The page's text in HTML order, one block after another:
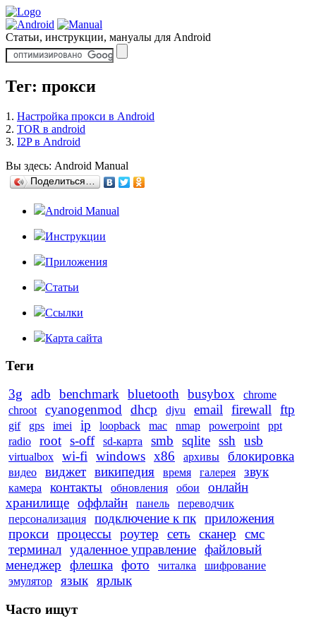
Статьи, инструкции, мануалы для Android
Тег: прокси
1. Настройка прокси в Android
2. TOR в android
3. I2P в Android
Вы здесь: Android Manual
Поделиться…
Android Manual
Инструкции
Приложения
Статьи
Ссылки
Карта сайта
Теги
3g
adb benchmark bluetooth busybox
chrome
chroot
cyanogenmod dhcp djvu email firewall ftp
gif gps imei ip loopback mac nmap powerpoint
ppt
radio
root s-off sd-карта smb sqlite ssh usb
virtualbox wi-fi windows x86 архивы блокировка
видео виджет википедия время галерея звук
камера контакты обновления обои
онлайн
хранилище оффлайн панель
переводчик
персонализация
подключение к пк приложения
прокси процессы роутер сеть сканер
смс
терминал удаленное управление файловый
менеджер
флешка фото читалка
шифрование
эмулятор
язык ярлык
Часто ищут